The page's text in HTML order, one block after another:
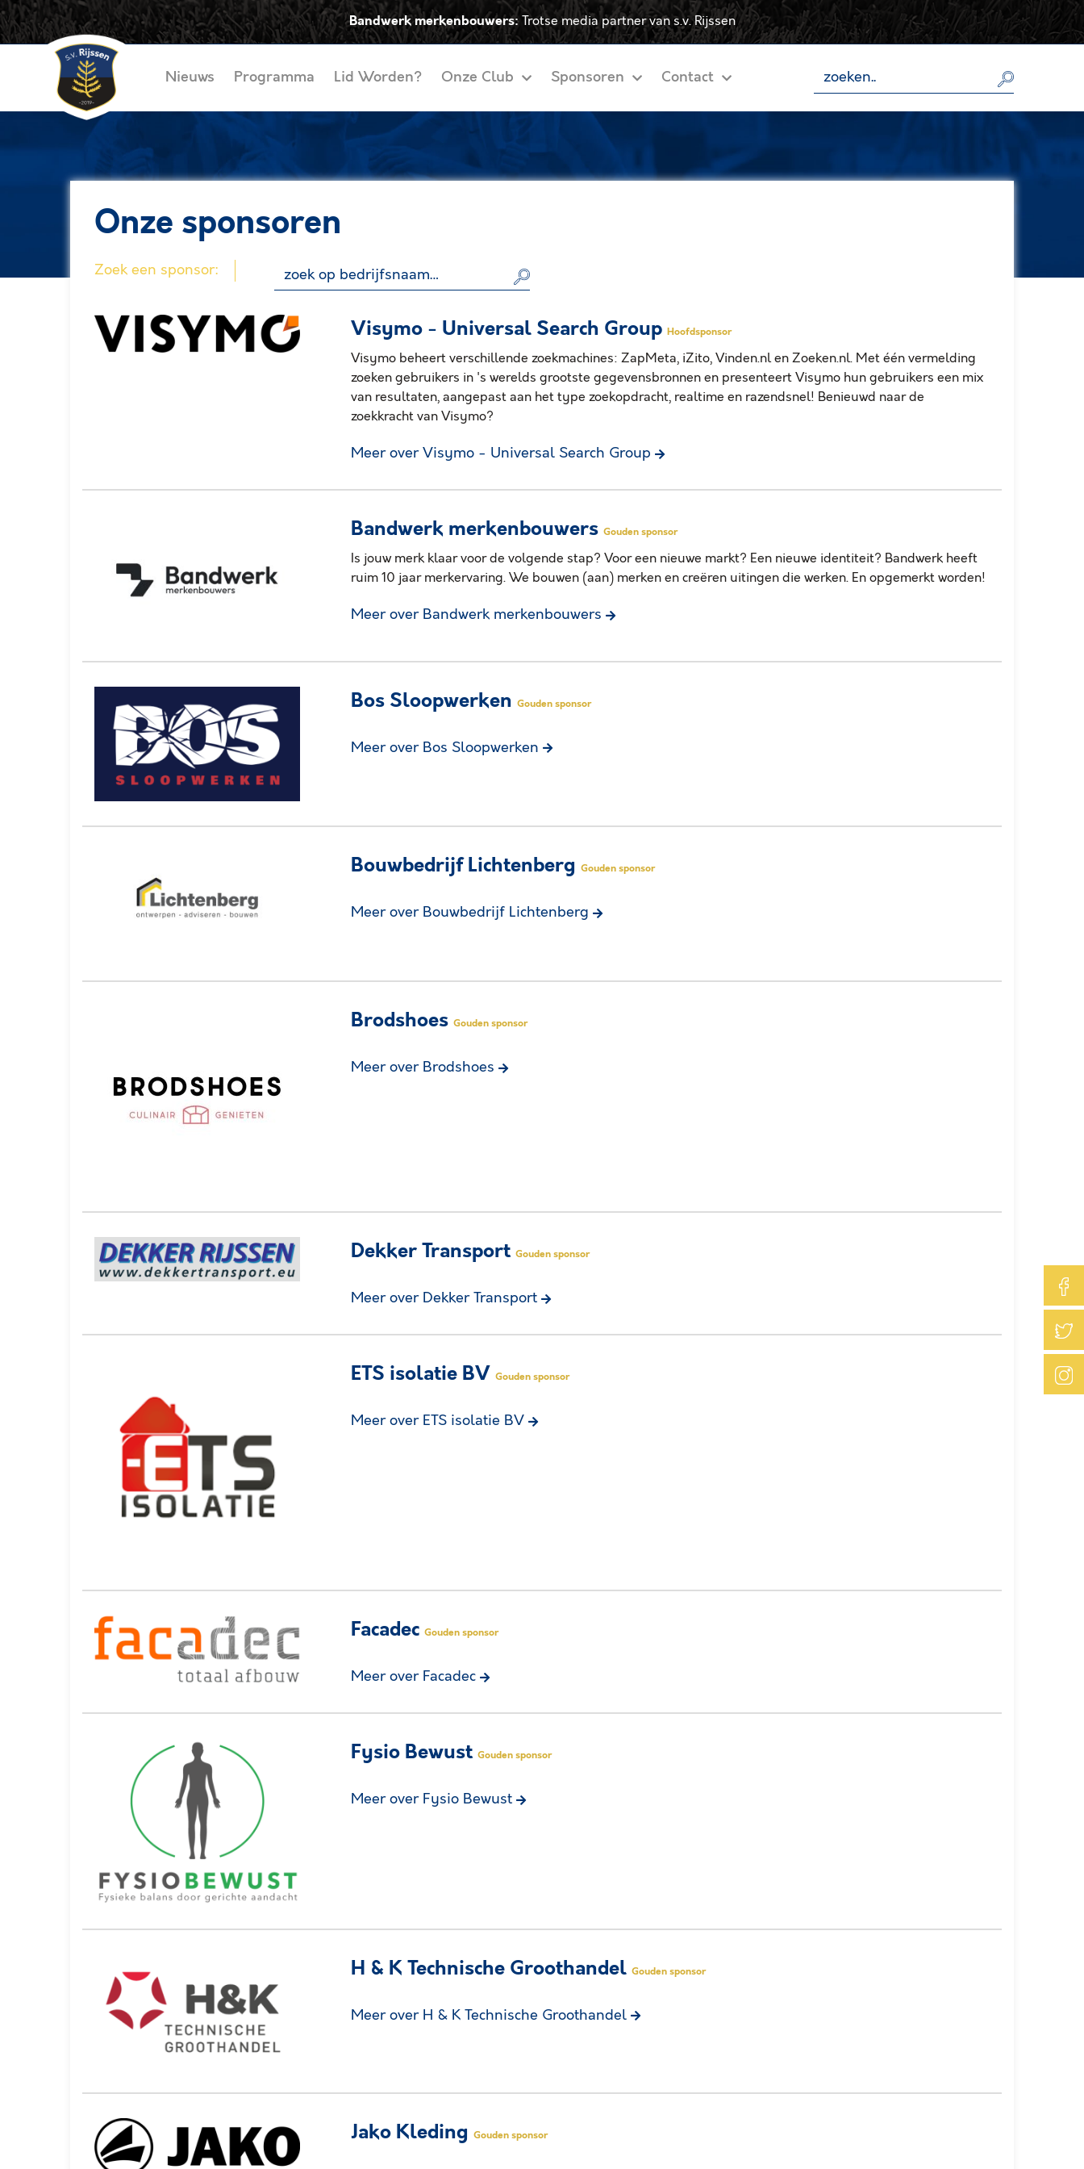
Bandwerk merkenbouwers:Trotse media partner van s.v. Rijssen
Nieuws Programma Lid Worden? Onze Club Sponsoren Contact
Onze sponsoren
Zoek een sponsor:
Visymo - Universal Search Group Hoofdsponsor
Visymo beheert verschillende zoekmachines: ZapMeta, iZito, Vinden.nl en Zoeken.nl. Met één vermelding
zoeken gebruikers in 's werelds grootste gegevensbronnen en presenteert Visymo hun gebruikers een mix
van resultaten, aangepast aan het type zoekopdracht, realtime en razendsnel! Benieuwd naar de
zoekkracht van Visymo?
Meer over Visymo - Universal Search Group
Bandwerk merkenbouwers Gouden sponsor
Is jouw merk klaar voor de volgende stap? Voor een nieuwe markt? Een nieuwe identiteit? Bandwerk heeft
ruim 10 jaar merkervaring. We bouwen (aan) merken en creëren uitingen die werken. En opgemerkt worden!
Meer over Bandwerk merkenbouwers
Bos Sloopwerken Gouden sponsor
Meer over Bos Sloopwerken
Bouwbedrijf Lichtenberg Gouden sponsor
Meer over Bouwbedrijf Lichtenberg
Brodshoes Gouden sponsor
Meer over Brodshoes
Dekker Transport Gouden sponsor
Meer over Dekker Transport
ETS isolatie BV Gouden sponsor
Meer over ETS isolatie BV
Facadec Gouden sponsor
Meer over Facadec
Fysio Bewust Gouden sponsor
Meer over Fysio Bewust
H & K Technische Groothandel Gouden sponsor
Meer over H & K Technische Groothandel
Jako Kleding Gouden sponsor